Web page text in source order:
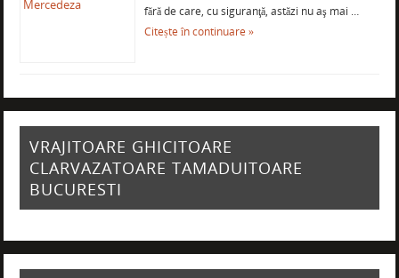
fără de care, cu siguranţă, astăzi nu aş mai …
Citește în continuare »
VRAJITOARE GHICITOARE
CLARVAZATOARE TAMADUITOARE
BUCURESTI